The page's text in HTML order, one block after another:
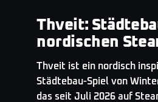
GAMINGNEWS· TOP
Thveit:
nordischen
Thveit ist ein nordisch
Städtebau-Spiel von
das seit Juli 2026 auf